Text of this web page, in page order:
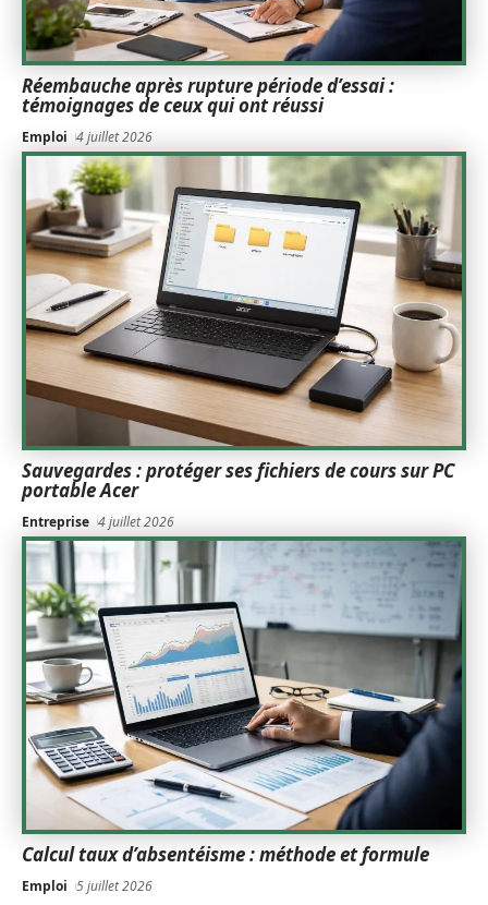
Réembauche après rupture période d’essai :
témoignages de ceux qui ont réussi
Emploi 4 juillet 2026
Sauvegardes : protéger ses fichiers de cours sur PC
portable Acer
Entreprise 4 juillet 2026
Calcul taux d’absentéisme : méthode et formule
Emploi 5 juillet 2026